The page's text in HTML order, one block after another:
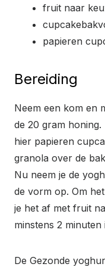
fruit naar
papieren
Bereiding
Neem een kom en
de 20 gram
hier papieren
granola over de
Nu neem je de
de vorm op. Om
je het af met fruit
minstens 2
De Gezonde